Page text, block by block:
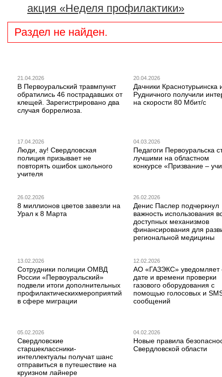
акция «Неделя профилактики»
Раздел не найден.
21.04.2026
В Первоуральский травмпункт
обратились 46 пострадавших от
клещей. Зарегистрировано два
случая боррелиоза.
20.04.2026
Дачники Краснотурьинска
Рудничного получили
на скорости 80 Мбит/с
17.04.2026
Люди, ау! Свердловская
полиция призывает не
повторять ошибок школьного
учителя
04.03.2026
Педагоги Первоуральска
лучшими на областном
конкурсе «Призвание –
26.02.2026
8 миллионов цветов завезли на
Урал к 8 Марта
26.02.2026
Денис Паслер подчеркнул
важность использования
доступных механизмов
финансирования для
региональной медицины
13.02.2026
Сотрудники полиции ОМВД
России «Первоуральский»
подвели итоги дополнительных
профилактическихмероприятий
в сфере миграции
12.02.2026
АО «ГАЗЭКС» уведомляет
дате и времени проверки
газового оборудования с
помощью голосовых и
сообщений
05.02.2026
Свердловские
старшеклассники-
интеллектуалы получат шанс
отправиться в путешествие на
круизном лайнере
04.02.2026
Новые правила
Свердловской области